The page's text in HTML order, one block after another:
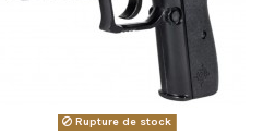
Rupture de stock